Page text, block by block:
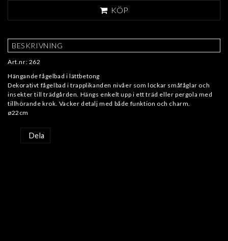
KÖP
BESKRIVNING
Art.nr: 262
Hängande fågelbad i lättbetong
Dekorativt fågelbad i trapplikanden nivåer som lockar småfåglar och
insekter till trädgården. Hängs enkelt upp i ett träd eller pergola med
tillhörande krok. Vacker detalj med både funktion och charm.
ø22cm
Dela